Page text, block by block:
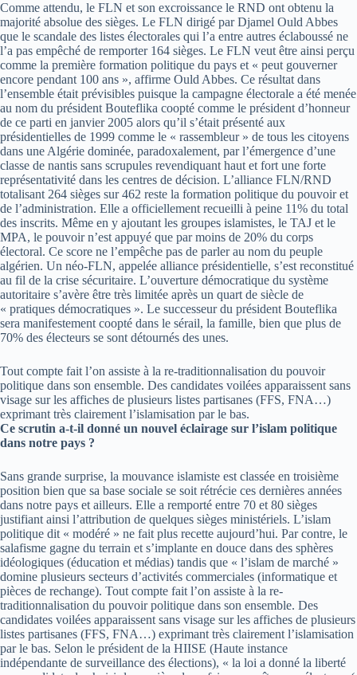
Comme attendu, le FLN et son excroissance le RND ont obtenu la
majorité absolue des sièges. Le FLN dirigé par Djamel Ould Abbes
que le scandale des listes électorales qui l’a entre autres éclaboussé ne
l’a pas empêché de remporter 164 sièges. Le FLN veut être ainsi perçu
comme la première formation politique du pays et « peut gouverner
encore pendant 100 ans », affirme Ould Abbes. Ce résultat dans
l’ensemble était prévisibles puisque la campagne électorale a été menée
au nom du président Bouteflika coopté comme le président d’honneur
de ce parti en janvier 2005 alors qu’il s’était présenté aux
présidentielles de 1999 comme le « rassembleur » de tous les citoyens
dans une Algérie dominée, paradoxalement, par l’émergence d’une
classe de nantis sans scrupules revendiquant haut et fort une forte
représentativité dans les centres de décision. L’alliance FLN/RND
totalisant 264 sièges sur 462 reste la formation politique du pouvoir et
de l’administration. Elle a officiellement recueilli à peine 11% du total
des inscrits. Même en y ajoutant les groupes islamistes, le TAJ et le
MPA, le pouvoir n’est appuyé que par moins de 20% du corps
électoral. Ce score ne l’empêche pas de parler au nom du peuple
algérien. Un néo-FLN, appelée alliance présidentielle, s’est reconstitué
au fil de la crise sécuritaire. L’ouverture démocratique du système
autoritaire s’avère être très limitée après un quart de siècle de
« pratiques démocratiques ». Le successeur du président Bouteflika
sera manifestement coopté dans le sérail, la famille, bien que plus de
70% des électeurs se sont détournés des unes.
Tout compte fait l’on assiste à la re-traditionnalisation du pouvoir
politique dans son ensemble. Des candidates voilées apparaissent sans
visage sur les affiches de plusieurs listes partisanes (FFS, FNA…)
exprimant très clairement l’islamisation par le bas.
Ce scrutin a-t-il donné un nouvel éclairage sur l’islam politique
dans notre pays ?
Sans grande surprise, la mouvance islamiste est classée en troisième
position bien que sa base sociale se soit rétrécie ces dernières années
dans notre pays et ailleurs. Elle a remporté entre 70 et 80 sièges
justifiant ainsi l’attribution de quelques sièges ministériels. L’islam
politique dit « modéré » ne fait plus recette aujourd’hui. Par contre, le
salafisme gagne du terrain et s’implante en douce dans des sphères
idéologiques (éducation et médias) tandis que « l’islam de marché »
domine plusieurs secteurs d’activités commerciales (informatique et
pièces de rechange). Tout compte fait l’on assiste à la re-
traditionnalisation du pouvoir politique dans son ensemble. Des
candidates voilées apparaissent sans visage sur les affiches de plusieurs
listes partisanes (FFS, FNA…) exprimant très clairement l’islamisation
par le bas. Selon le président de la HIISE (Haute instance
indépendante de surveillance des élections), « la loi a donné la liberté